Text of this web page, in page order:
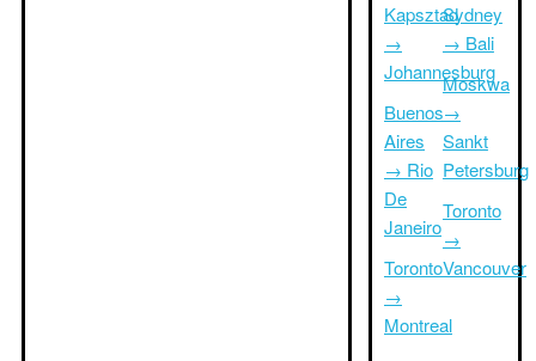
Kapsztad
→
Johannesburg
Buenos
Aires
→ Rio
De
Janeiro
Toronto
→
Montreal
Sydney
→ Bali
Moskwa
→
Sankt
Petersburg
Toronto
→
Vancouver